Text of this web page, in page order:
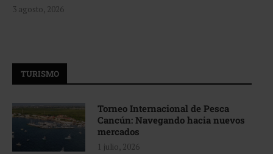
3 agosto, 2026
TURISMO
Torneo Internacional de Pesca
Cancún: Navegando hacia nuevos
mercados
1 julio, 2026